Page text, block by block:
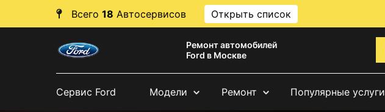
Всего 18 Автосервисов Открыть список
Ремонт автомобилей
Ford в Москве
Сервис Ford Модели Ремонт Популярные услуги